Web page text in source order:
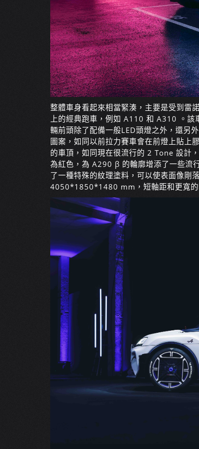
整體車身看起來相當緊湊，主要是受到
上的經典跑車，例如 A110 和 A310 。該
輛前頭除了配備一般LED頭燈之外，還另
圖案，如同以前拉力賽車會在前燈上貼上
的車頂，如同現在很流行的 2 Tone 設計
為紅色，為 A290 β 的輪廓增添了一些流
了一種特殊的紋理塗料，可以使表面像剛
4050*1850*1480 mm，短軸距和更寬的